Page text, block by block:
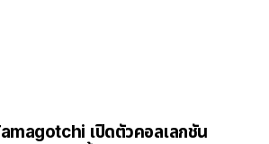
เปิดตัวคอลเลกชัน